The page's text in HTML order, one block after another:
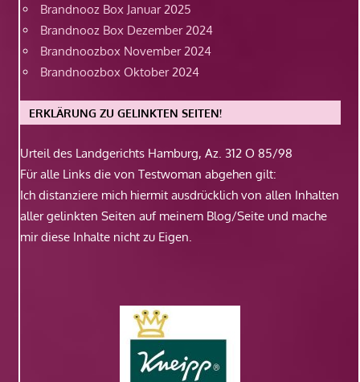
Brandnooz Box Januar 2025
Brandnooz Box Dezember 2024
Brandnoozbox November 2024
Brandnoozbox Oktober 2024
ERKLÄRUNG ZU GELINKTEN SEITEN!
Urteil des Landgerichts Hamburg, Az. 312 O 85/98
Für alle Links die von Testwoman abgehen gilt:
Ich distanziere mich hiermit ausdrücklich von allen Inhalten
aller gelinkten Seiten auf meinem Blog/Seite und mache
mir diese Inhalte nicht zu Eigen.